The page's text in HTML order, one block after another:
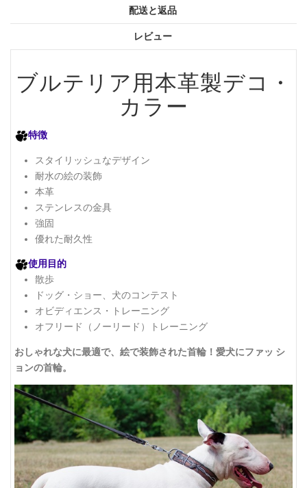
配送と返品
レビュー
ブルテリア用本革製デコ・
カラー
特徴
スタイリッシュなデザイン
耐水の絵の装飾
本革
ステンレスの金具
強固
優れた耐久性
使用目的
散歩
ドッグ・ショー、犬のコンテスト
オビディエンス・トレーニング
オフリード（ノーリード）トレーニング
おしゃれな犬に最適で、絵で装飾された首輪！愛犬にファッ シ
ョンの首輪。